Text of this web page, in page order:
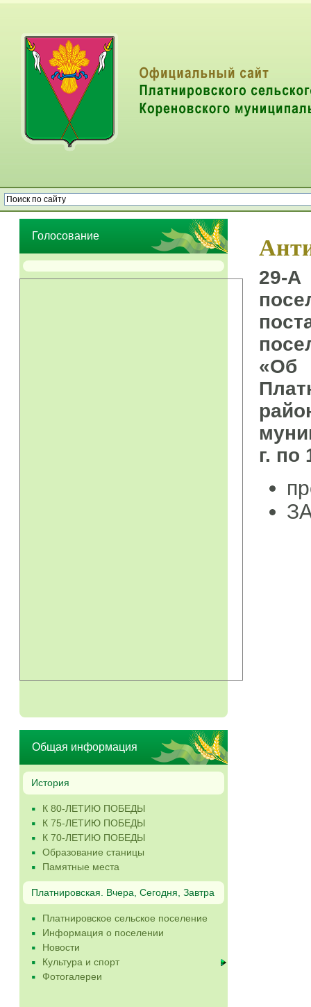
Голосование
Общая информация
История
К 80-ЛЕТИЮ ПОБЕДЫ
К 75-ЛЕТИЮ ПОБЕДЫ
К 70-ЛЕТИЮ ПОБЕДЫ
Образование станицы
Памятные места
Платнировская. Вчера, Сегодня, Завтра
Платнировское сельское поселение
Информация о поселении
Новости
Культура и спорт
Фотогалереи
29-А
«Об
г. по